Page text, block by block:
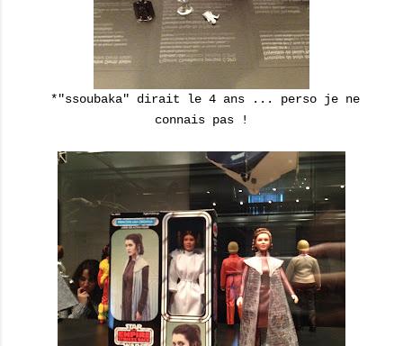
*"ssoubaka" dirait le 4 ans ... perso je ne
connais pas !